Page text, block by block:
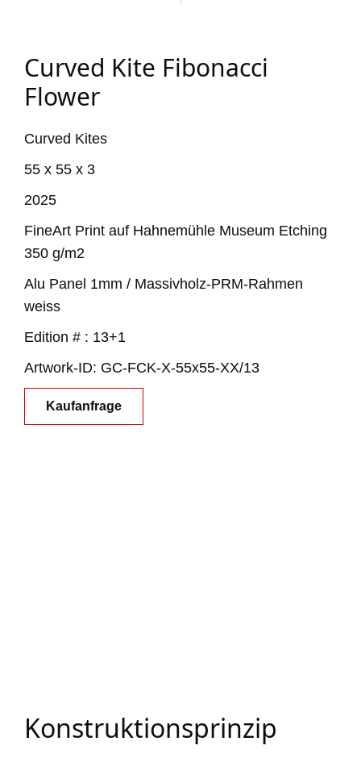
Curved Kite Fibonacci
Flower
Curved Kites
55 x 55 x 3
2025
FineArt Print auf Hahnemühle Museum Etching
350 g/m2
Alu Panel 1mm / Massivholz-PRM-Rahmen
weiss
Edition # : 13+1
Artwork-ID: GC-FCK-X-55x55-XX/13
Kaufanfrage
Konstruktionsprinzip